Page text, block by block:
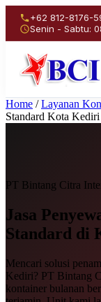
+62 812-8176-
Senin - Sabtu:
Home / Layanan
Standard Kota Kediri
PT Bintang Citra
Jasa
Standard di
Mencari solusi
Kediri? PT Bintang
kontainer bulanan